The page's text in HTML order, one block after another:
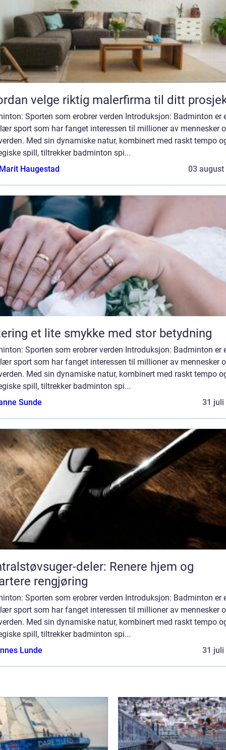
velge riktig malerfirma til ditt
Sporten som erobrer verden Introduksjon: Badminton er
sport som har fanget interessen til millioner av mennesker
Med sin dynamiske natur, kombinert med raskt tempo
spill, tiltrekker badminton spi...
Haugestad
03 august
Giftering et lite smykke med stor betydning
Sporten som erobrer verden Introduksjon: Badminton er
sport som har fanget interessen til millioner av mennesker
Med sin dynamiske natur, kombinert med raskt tempo
spill, tiltrekker badminton spi...
Sunde
31 juli
deler: Renere hjem og
rengjøring
Sporten som erobrer verden Introduksjon: Badminton er
sport som har fanget interessen til millioner av mennesker
Med sin dynamiske natur, kombinert med raskt tempo
spill, tiltrekker badminton spi...
Lunde
31 juli